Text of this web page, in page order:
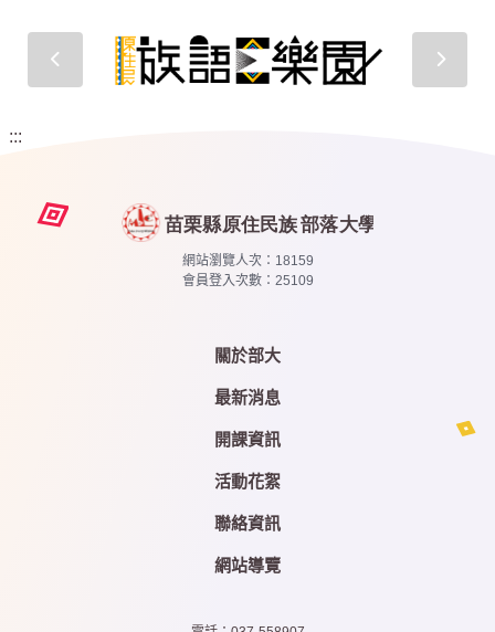
:::
網站瀏覽人次： 18159
會員登入次數： 25109
關於部大
最新消息
開課資訊
活動花絮
聯絡資訊
網站導覽